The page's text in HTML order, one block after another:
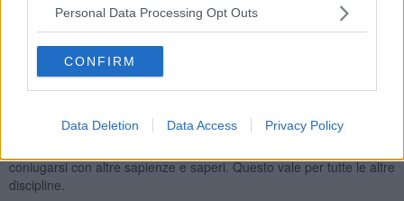
Personal Data Processing Opt Outs
CONFIRM
Data Deletion Data Access Privacy Policy
punto di vista della ricerca, ma anche e soprattutto dal punto di
vista della ricerca applicata e del suo riverberarsi positivamente, a
seconda dei diversi grappoli di discipline, sulla vita quotidiana della
comunità locale.
Insomma, se, da un lato, è impossibile immaginare questo luogo
archeologica, è di tutta evidenza come l’archeologia, da sola, non
coniugarsi con altre sapienze e saperi. Questo vale per tutte le altre
discipline.